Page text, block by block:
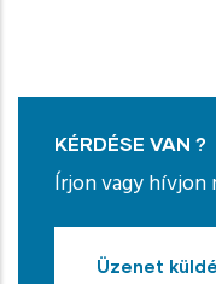
KÉRDÉSE VAN ?
Írjon vagy hívjon
Üzenet